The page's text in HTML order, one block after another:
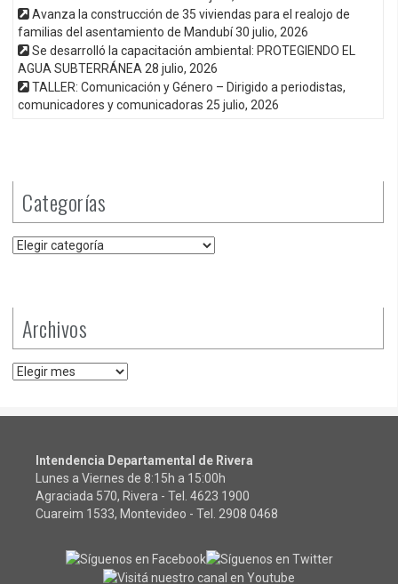
Avanza la construcción de 35 viviendas para el realojo de
familias del asentamiento de Mandubí30 julio, 2026
Se desarrolló la capacitación ambiental: PROTEGIENDO EL
AGUA SUBTERRÁNEA 28 julio, 2026
TALLER: Comunicación y Género – Dirigido a periodistas,
comunicadores y comunicadoras 25 julio, 2026
Categorías
Categorías
Archivos
Archivos
Intendencia Departamental de Rivera
Lunes a Viernes de 8:15h a 15:00h
Agraciada 570, Rivera - Tel. 4623 1900
Cuareim 1533, Montevideo - Tel. 2908 0468